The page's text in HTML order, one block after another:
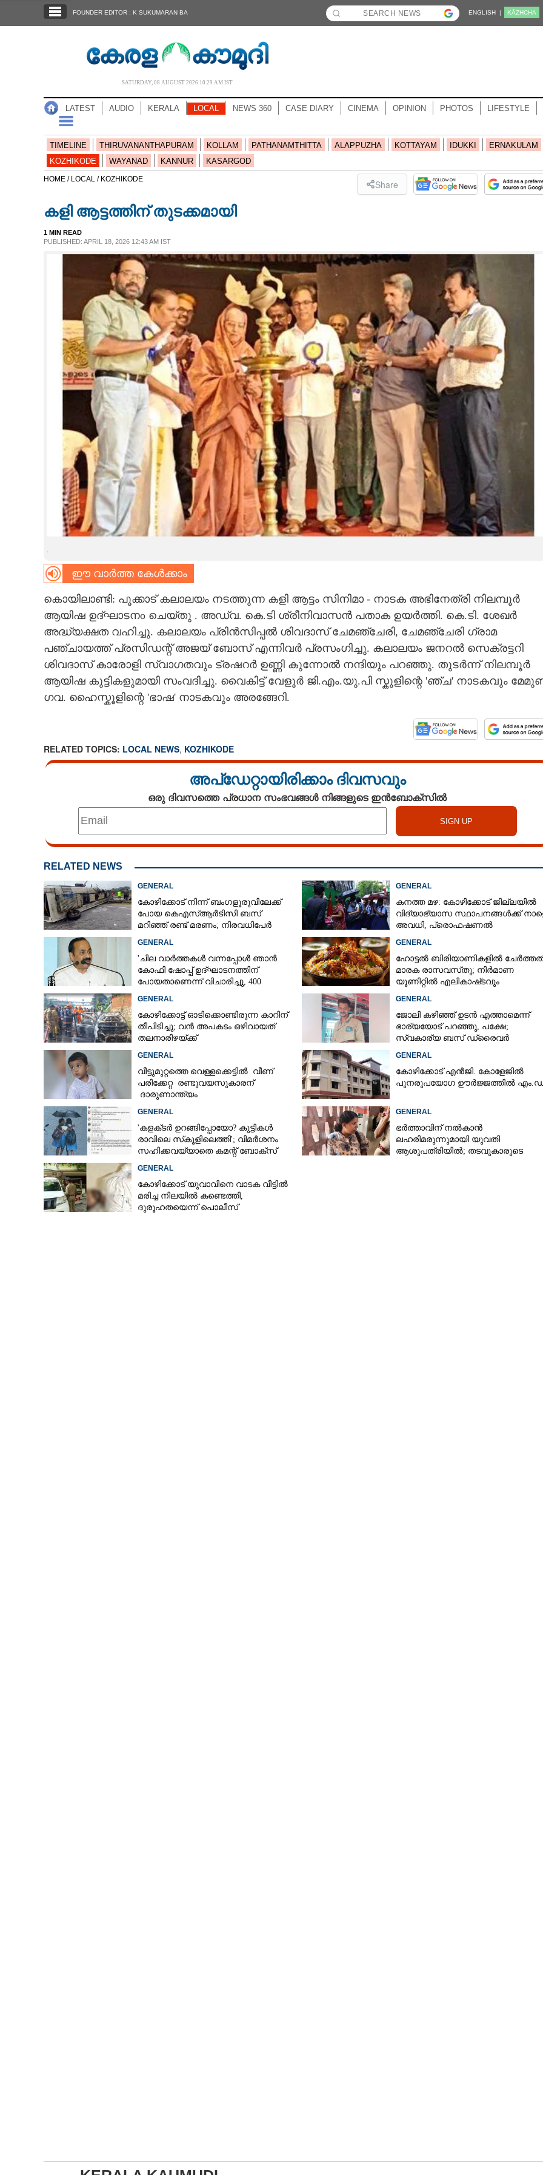
NOTIFIED NEWS
NEWS 360
CARTOONS
LITERATURE
CONTACT US
FOUNDER EDITOR : K SUKUMARAN BA ENGLISH | KĀZHCHA
SATURDAY, 08 AUGUST 2026 10.29 AM IST
LATEST AUDIO KERALA LOCAL NEWS 360 CASE DIARY CINEMA OPINION PHOTOS LIFESTYLE
TIMELINE THIRUVANANTHAPURAM KOLLAM PATHANAMTHITTA ALAPPUZHA KOTTAYAM IDUKKI
ERNAKULAM
KOZHIKODE
WAYANAD KANNUR KASARGOD
HOME / LOCAL / KOZHIKODE Share
കളി ആട്ടത്തിന് തുടക്കമായി
1 MIN READ
PUBLISHED: APRIL 18, 2026 12:43 AM IST
.
ഈ വാർത്ത കേൾക്കാം
കൊയിലാണ്ടി: പൂക്കാട് കലാലയം നടത്തുന്ന കളി ആട്ടം സിനിമാ - നാടക അഭിനേത്രി നിലമ്പൂർ
ആയിഷ ഉദ്ഘാടനo ചെയ്തു . അഡ്വ. കെ.ടി ശ്രീനിവാസൻ പതാക ഉയർത്തി. കെ.ടി. ശേഖർ
അദ്ധ്യക്ഷത വഹിച്ചു. കലാലയം പ്രിൻസിപ്പൽ ശിവദാസ് ചേമഞ്ചേരി, ചേമഞ്ചേരി ഗ്രാമ
പഞ്ചായത്ത് പ്രസിഡന്റ് അജയ് ബോസ് എന്നിവർ പ്രസംഗിച്ചു. കലാലയം ജനറൽ സെക്രട്ടറി
ശിവദാസ് കാരോളി സ്വാഗതവും ട്രഷറർ ഉണ്ണി കുന്നോൽ നന്ദിയും പറഞ്ഞു. തുടർന്ന് നിലമ്പൂർ
ആയിഷ കുട്ടികളുമായി സംവദിച്ചു. വൈകിട്ട് വേളൂർ ജി.എം.യു.പി സ്കൂളിന്റെ 'ഞ്ച' നാടകവും
ഗവ. ഹൈസ്കൂളിന്റെ 'ഭാഷ' നാടകവും അരങ്ങേറി.
RELATED TOPICS: LOCAL NEWS, KOZHIKODE
അപ്ഡേറ്റായിരിക്കാം ദിവസവും
ഒരു ദിവസത്തെ പ്രധാന സംഭവങ്ങൾ നിങ്ങളുടെ ഇൻബോക്സിൽ
RELATED NEWS
GENERAL
കോഴിക്കോട് നിന്ന് ബംഗളൂരുവിലേക്ക്
പോയ കെഎസ്‌ആർടിസി ബസ്
മറിഞ്ഞ് രണ്ട് മരണം; നിരവധിപേർ
GENERAL
കനത്ത മഴ: കോഴിക്കോട് ജില്ലയിൽ
വിദ്യാഭ്യാസ സ്ഥാപനങ്ങൾക്ക്
അവധി,​ പ്രൊഫഷണൽ
GENERAL
'ചില വാർത്തകൾ വന്നപ്പോൾ ഞാൻ
കോഫി ഷോപ്പ് ഉദ്ഘാടനത്തിന്
പോയതാണെന്ന് വിചാരിച്ചു, 400
GENERAL
ഹോട്ടൽ ബിരിയാണികളിൽ ചേർത്തത്
മാരക രാസവസ്‌തു; നിർമാണ
യൂണിറ്റിൽ എലികാഷ്‌ടവും
GENERAL
കോഴിക്കോട്ട് ഓടിക്കൊണ്ടിരുന്ന കാറിന്
തീപിടിച്ചു; വൻ അപകടം ഒഴിവായത്
തലനാരിഴയ്ക്ക്
GENERAL
ജോലി കഴിഞ്ഞ് ഉടൻ എത്താമെന്ന്
ഭാര്യയോട് പറഞ്ഞു, പക്ഷേ;
സ്വകാര്യ ബസ് ഡ്രൈവ‌ർ
GENERAL
വീട്ടുമുറ്റത്തെ വെള്ളക്കെട്ടിൽ വീണ്
പരിക്കേറ്റ രണ്ടുവയസുകാരന്
ദാരുണാന്ത്യം
GENERAL
കോഴിക്കോട് എൻജി. കോളേജിൽ
പുനരുപയോഗ ഊർജ്ജത്തിൽ
GENERAL
'കളക്‌ടർ ഉറങ്ങിപ്പോയോ? കുട്ടികൾ
രാവിലെ സ്‌കൂളിലെത്തി'; വിമർശനം
സഹിക്കവയ്യാതെ കമന്റ് ബോക്‌സ്
GENERAL
ഭർത്താവിന് നൽകാൻ
ലഹരിമരുന്നുമായി യുവതി
ആശുപത്രിയിൽ; തടവുകാരുടെ
GENERAL
കോഴിക്കോട് യുവാവിനെ വാടക വീട്ടിൽ
മരിച്ച നിലയിൽ കണ്ടെത്തി,
ദുരൂഹതയെന്ന് പൊലീസ്